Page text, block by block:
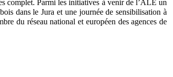
complet. Parmi les initiatives à venir de l’ALE un
dans le Jura et une journée de sensibilisation à
du réseau national et européen des agences de